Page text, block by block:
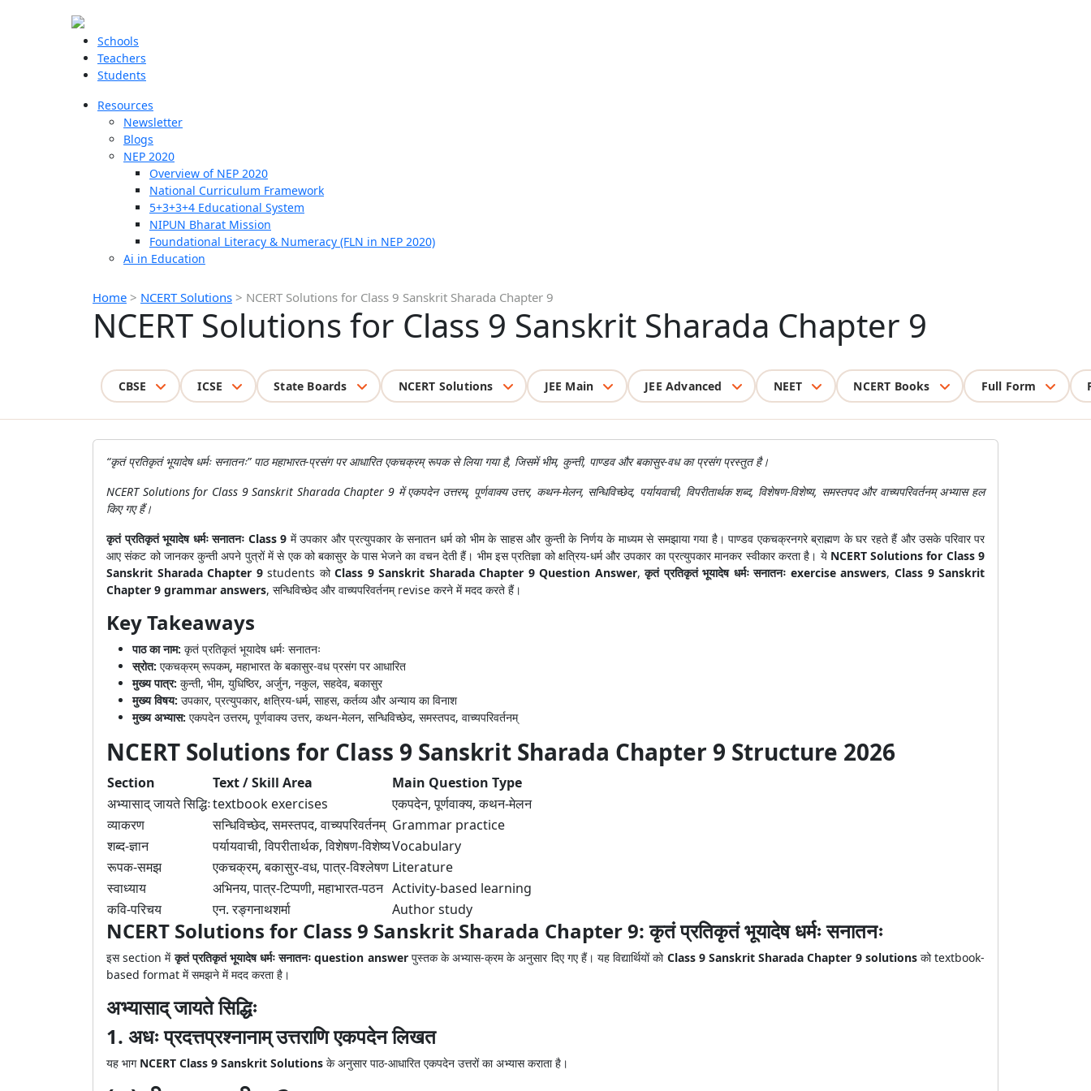
Schools
Teachers
Students
Resources
Newsletter
Blogs
NEP 2020
Overview of NEP 2020
National Curriculum Framework
5+3+3+4 Educational System
NIPUN Bharat Mission
Foundational Literacy & Numeracy (FLN in NEP 2020)
Ai in Education
Home > NCERT Solutions > NCERT Solutions for Class 9 Sanskrit Sharada Chapter 9
NCERT Solutions for Class 9 Sanskrit Sharada Chapter 9
CBSE ICSE State Boards NCERT Solutions JEE Main JEE Advanced NEET NCERT Books Full Form
“कृतं प्रतिकृतं भूयादेष धर्मः सनातनः” पाठ महाभारत-प्रसंग पर आधारित एकचक्रम् रूपक से लिया गया है, जिसमें भीम, कुन्ती, पाण्डव और बकासुर-वध का प्रसंग प्रस्तुत है।
NCERT Solutions for Class 9 Sanskrit Sharada Chapter 9 में एकपदेन उत्तरम्, पूर्णवाक्य उत्तर, कथन-मेलन, सन्धिविच्छेद, पर्यायवाची, विपरीतार्थक शब्द, विशेषण-विशेष्य, समस्तपद और वाच्यपरिवर्तनम् अभ्यास हल
किए गए हैं।
कृतं प्रतिकृतं भूयादेष धर्मः सनातनः Class 9 में उपकार और प्रत्युपकार के सनातन धर्म को भीम के साहस और कुन्ती के निर्णय के माध्यम से समझाया गया है। पाण्डव एकचक्रनगरे ब्राह्मण के घर रहते हैं और उसके परिवार पर
आए संकट को जानकर कुन्ती अपने पुत्रों में से एक को बकासुर के पास भेजने का वचन देती हैं। भीम इस प्रतिज्ञा को क्षत्रिय-धर्म और उपकार का प्रत्युपकार मानकर स्वीकार करता है। ये NCERT Solutions for Class 9
Sanskrit Sharada Chapter 9students कोClass 9 Sanskrit Sharada Chapter 9 Question Answer,कृतं प्रतिकृतं भूयादेष धर्मः सनातनः exercise answers,Class 9 Sanskrit
Chapter 9 grammar answers, सन्धिविच्छेद और वाच्यपरिवर्तनम् revise करने में मदद करते हैं।
Key Takeaways
पाठ का नाम: कृतं प्रतिकृतं भूयादेष धर्मः सनातनः
स्रोत: एकचक्रम् रूपकम्, महाभारत के बकासुर-वध प्रसंग पर आधारित
मुख्य पात्र: कुन्ती, भीम, युधिष्ठिर, अर्जुन, नकुल, सहदेव, बकासुर
मुख्य विषय: उपकार, प्रत्युपकार, क्षत्रिय-धर्म, साहस, कर्तव्य और अन्याय का विनाश
मुख्य अभ्यास: एकपदेन उत्तरम्, पूर्णवाक्य उत्तर, कथन-मेलन, सन्धिविच्छेद, समस्तपद, वाच्यपरिवर्तनम्
NCERT Solutions for Class 9 Sanskrit Sharada Chapter 9 Structure 2026
Section Text / Skill Area
Main Question Type
अभ्यासाद् जायते सिद्धिःtextbook exercises
एकपदेन, पूर्णवाक्य, कथन-मेलन
व्याकरण
सन्धिविच्छेद, समस्तपद, वाच्यपरिवर्तनम् Grammar practice
शब्द-ज्ञान
पर्यायवाची, विपरीतार्थक, विशेषण-विशेष्यVocabulary
रूपक-समझ
एकचक्रम्, बकासुर-वध, पात्र-विश्लेषण Literature
स्वाध्याय
अभिनय, पात्र-टिप्पणी, महाभारत-पठन Activity-based learning
कवि-परिचय
एन. रङ्गनाथशर्मा Author study
NCERT Solutions for Class 9 Sanskrit Sharada Chapter 9: कृतं प्रतिकृतं भूयादेष धर्मः सनातनः
इस section मेंकृतं प्रतिकृतं भूयादेष धर्मः सनातनः question answerपुस्तक के अभ्यास-क्रम के अनुसार दिए गए हैं। यह विद्यार्थियों को Class 9 Sanskrit Sharada Chapter 9 solutionsको textbook-
based format में समझने में मदद करता है।
अभ्यासाद् जायते सिद्धिः
1. अधः प्रदत्तप्रश्नानाम् उत्तराणि एकपदेन लिखत
यह भाग NCERT Class 9 Sanskrit Solutions के अनुसार पाठ-आधारित एकपदेन उत्तरों का अभ्यास कराता है।